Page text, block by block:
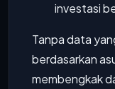
investasi
Tanpa data
berdasarkan
membengkak